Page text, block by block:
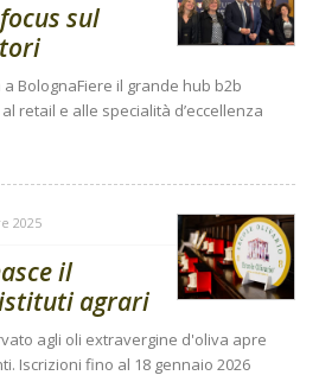
sul
BolognaFiere il grande hub b2b
retail e alle specialità d’eccellenza
2025
il
agrari
agli oli extravergine d'oliva apre
Iscrizioni fino al 18 gennaio 2026